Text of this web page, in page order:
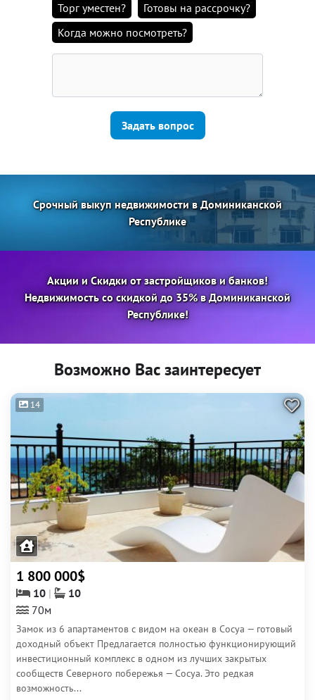
Торг уместен?
Готовы на рассрочку?
Когда можно посмотреть?
Задать вопрос
Срочный выкуп недвижимости в Доминиканской
Республике
Акции и Скидки от застройщиков и банков!
Недвижимость со скидкой до 35% в Доминиканской
Республике!
Возможно Вас заинтересует
14
1 800 000$
10
10
70м
Замок из 6 апартаментов с видом на океан в Сосуа — готовый
доходный объект Предлагается полностью функционирующий
инвестиционный комплекс в одном из лучших закрытых
сообществ Северного побережья — Сосуа. Это редкая
возможность...